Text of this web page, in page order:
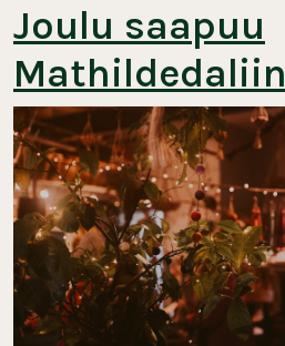
Joulu saapuu
Mathildedaliin